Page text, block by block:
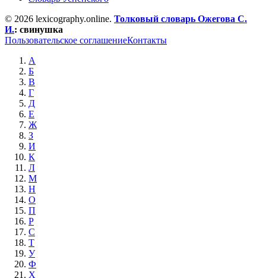
© 2026 lexicography.online. Толковый словарь Ожегова C.
И.: свинушка
Пользовательское соглашениеКонтакты
А
Б
В
Г
Д
Е
Ж
З
И
К
Л
М
Н
О
П
Р
С
Т
У
Ф
Х